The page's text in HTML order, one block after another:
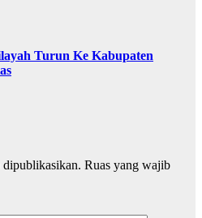
Turun Ke Kabupaten
Ruas yang wajib